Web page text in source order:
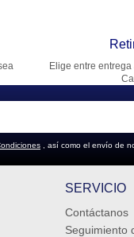
ENVIAR
Elige entre
, así como el envío de
SERVICIO
Contáctanos
Seguimiento